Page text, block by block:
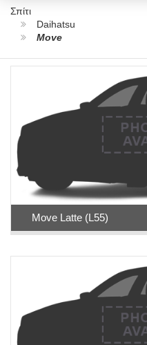
Σπίτι
Daihatsu
Move
Move Latte (L55)